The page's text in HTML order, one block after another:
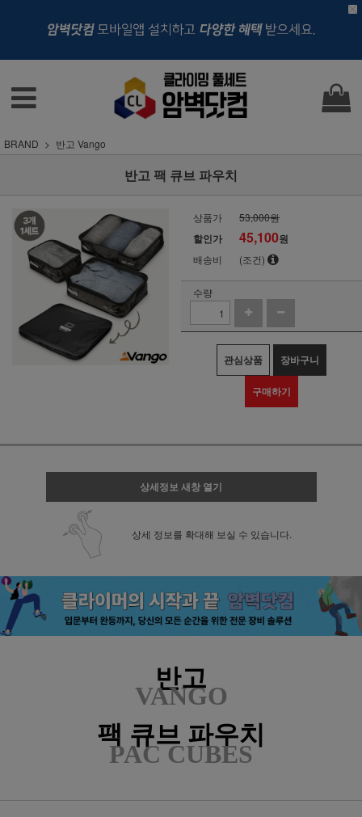
BRAND 반고 Vango
반고 팩 큐브 파우치
상품가 53,000원
할인가 45,100원
배송비 (조건)
수량
관심상품 장바구니
구매하기
상세정보 새창 열기
상세 정보를 확대해 보실 수 있습니다.
반고
VANGO
팩 큐브 파우치
PAC CUBES